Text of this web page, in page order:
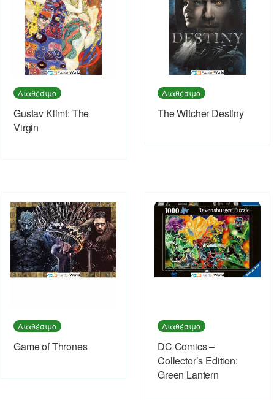
Διαθέσιμο
Gustav Klimt: The
Virgin
Διαθέσιμο
The Witcher Destiny
Διαθέσιμο
Game of Thrones
Διαθέσιμο
DC Comics –
Collector’s Edition:
Green Lantern